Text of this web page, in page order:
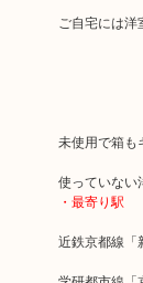
ご自宅には
未使用で箱も
使っていない
・最寄り駅
近鉄京都線「